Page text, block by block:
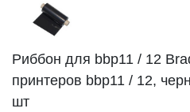
Риббон для bbp11 / 12
принтеров bbp11 / 12,
шт